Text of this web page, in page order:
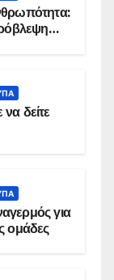
δείτε
για
ομάδες